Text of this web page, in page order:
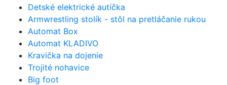
Detské elektrické autíčka
Armwrestling stolík - stôl na pretláčanie rukou
Automat Box
Automat KLADIVO
Kravička na dojenie
Trojité nohavice
Big foot